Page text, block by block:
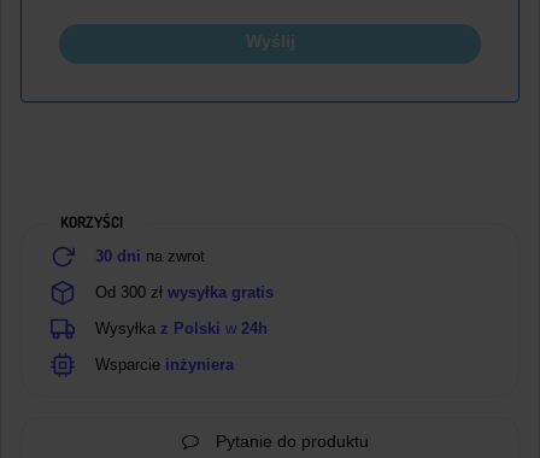
Wyślij
KORZYŚCI
30 dni na zwrot
Od 300 zł wysyłka gratis
Wysyłka z Polski w 24h
Wsparcie inżyniera
Pytanie do produktu